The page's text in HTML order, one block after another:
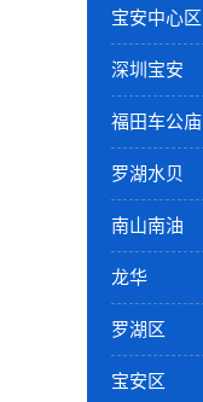
宝安中心区
深圳宝安
福田车公庙
罗湖水贝
南山南油
龙华
罗湖区
宝安区